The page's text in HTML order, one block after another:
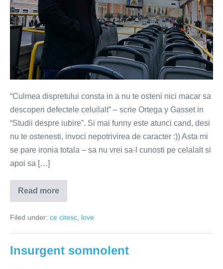
“Culmea dispretului consta in a nu te osteni nici macar sa
descoperi defectele celuilalt” – scrie Ortega y Gasset in
“Studii despre iubire”. Si mai funny este atunci cand, desi
nu te ostenesti, invoci nepotrivirea de caracter :)) Asta mi
se pare ironia totala – sa nu vrei sa-l cunosti pe celalalt si
apoi sa […]
Read more
Culmea
dispretului
cuplu
Filed under: ce citesc love
Insurgent somnolent